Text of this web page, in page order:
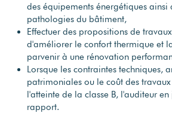
des équipements énergétiques ainsi
pathologies du bâtiment,
Effectuer des propositions de
d'améliorer le confort thermique et
parvenir à une rénovation
Lorsque les contraintes techniques,
patrimoniales ou le coût des
l'atteinte de la classe B, l'auditeur
rapport.